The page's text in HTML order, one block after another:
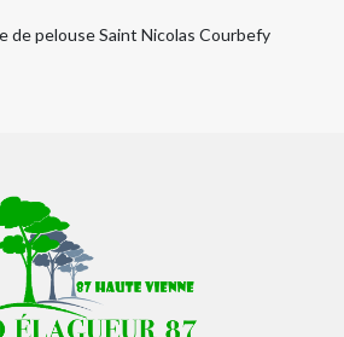
de pelouse Saint Nicolas Courbefy